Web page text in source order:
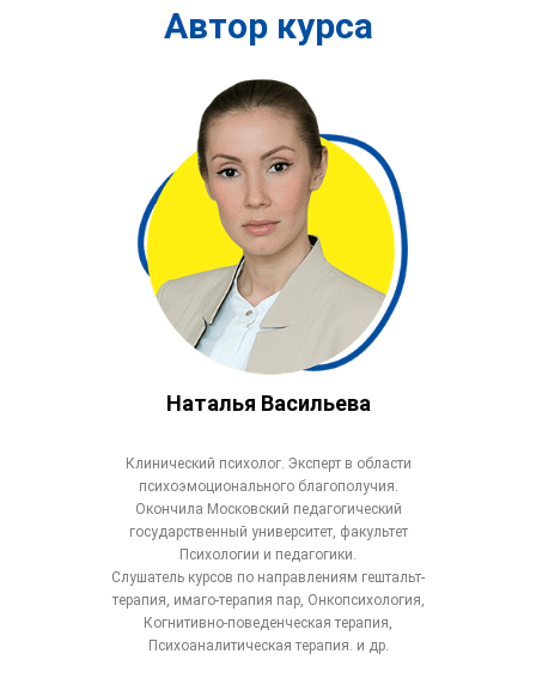
Автор курса
Клинический психолог. Эксперт в области
психоэмоционального благополучия.
Окончила Московский педагогический
государственный университет, факультет
Психологии и педагогики.
Слушатель курсов по направлениям гештальт-
терапия, имаго-терапия пар, Онкопсихология,
Когнитивно-поведенческая терапия,
Психоаналитическая терапия. и др.
Наталья Васильева